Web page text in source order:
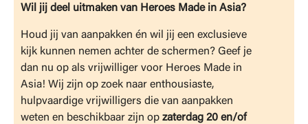
Wil jij deel uitmaken van Heroes Made in Asia?
Houd jij van aanpakken én wil jij een exclusieve
kijk kunnen nemen achter de schermen? Geef je
dan nu op als vrijwilliger voor Heroes Made in
Asia! Wij zijn op zoek naar enthousiaste,
hulpvaardige vrijwilligers die van aanpakken
weten en beschikbaar zijn op zaterdag 20 en/of